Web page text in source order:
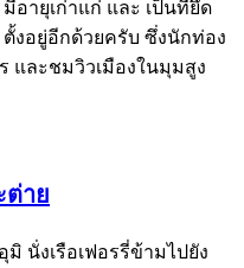
อายุเก่าแก่ และ เป็นที่ยึด
งอยู่อีกด้วยครับ ซึ่งนักท่อง
และชมวิวเมืองในมุมสูง
ต่าย
นั่งเรือเฟอรรี่ข้ามไปยัง